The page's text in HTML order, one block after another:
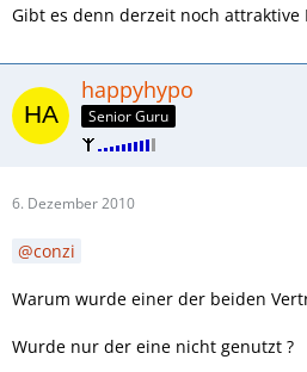
Gibt es denn derzeit noch attraktive
happyhypo
Senior Guru
6. Dezember 2010
conzi
Warum wurde einer der beiden
Wurde nur der eine nicht genutzt ?